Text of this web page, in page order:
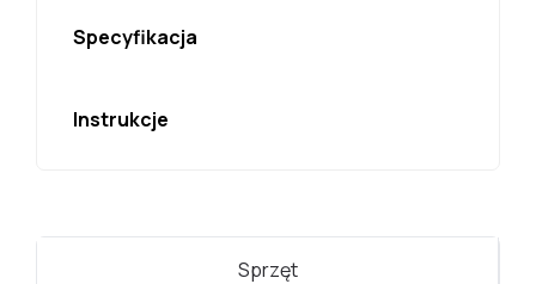
Specyfikacja
Instrukcje
Sprzęt